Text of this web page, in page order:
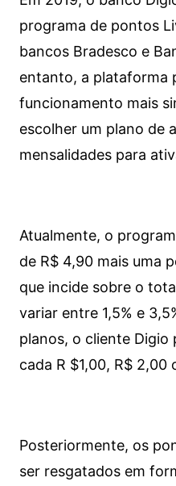
programa de pontos
bancos Bradesco e
entanto, a plataforma
funcionamento mais
escolher um plano de
mensalidades para
Atualmente, o
de R$ 4,90 mais uma
que incide sobre o
variar entre 1,5% e
planos, o cliente Digio
cada R $1,00, R$ 2,00
Posteriormente, os
ser resgatados em